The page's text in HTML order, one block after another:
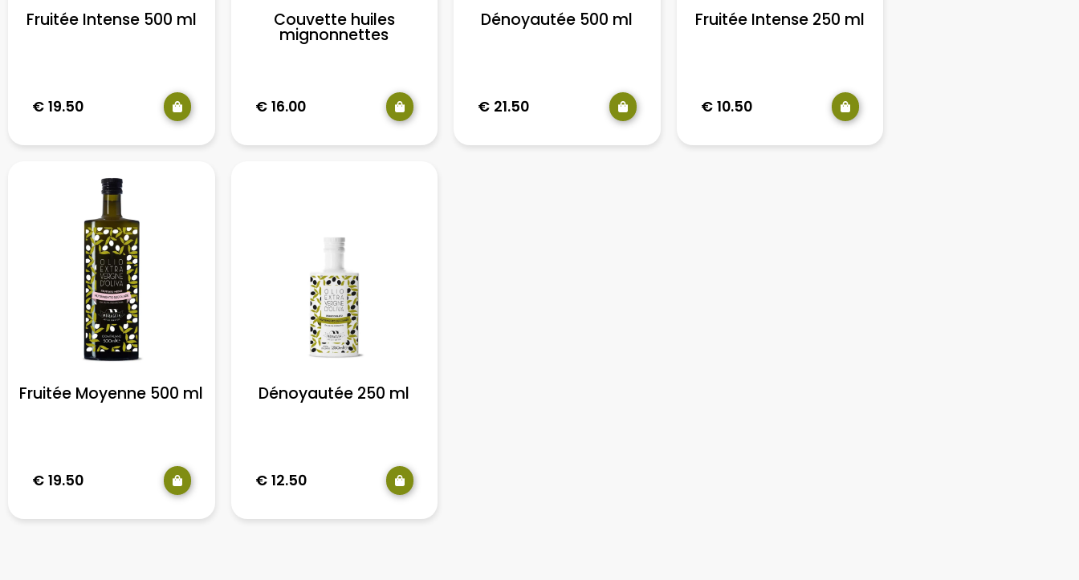
Fruitée Intense 500 ml
€ 19.50
Couvette huiles
mignonnettes
€ 16.00
Dénoyautée 500 ml
€ 21.50
Fruitée Intense 250 ml
€ 10.50
Fruitée Moyenne 500 ml
€ 19.50
Dénoyautée 250 ml
€ 12.50